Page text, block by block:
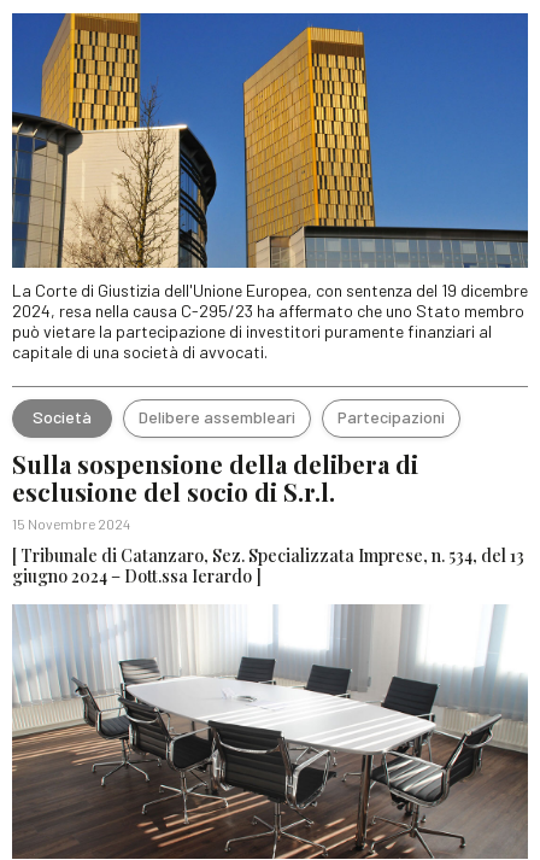
La Corte di Giustizia dell'Unione Europea, con sentenza del 19 dicembre
2024, resa nella causa C-295/23 ha affermato che uno Stato membro
può vietare la partecipazione di investitori puramente finanziari al
capitale di una società di avvocati.
Società Delibere assembleari Partecipazioni
Sulla sospensione della delibera di
esclusione del socio di S.r.l.
15 Novembre 2024
[ Tribunale di Catanzaro, Sez. Specializzata Imprese, n. 534, del 13
giugno 2024 – Dott.ssa Ierardo ]